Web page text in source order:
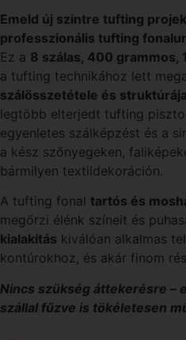
Emeld új szintre tufting
professzionális tufting
Ez a 8 szálas, 400 grammos,
a tufting technikához lett
szálösszetétele és struktúrája
legtöbb elterjedt tufting
egyenletes szálképzést és a
a kész szőnyegeken,
bármilyen textildekoráción.
A tufting fonal tartós és
megőrzi élénk színeit és
kialakítás kiválóan alkalmas
kontúrokhoz, és akár finom
Nincs szükség áttekerésre –
szállal fűzve is tökéletesen